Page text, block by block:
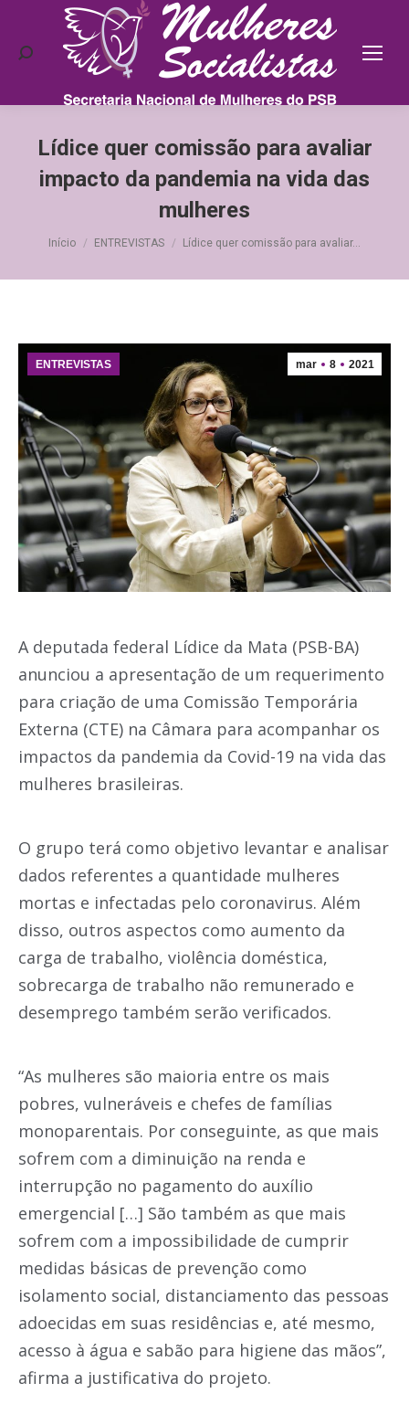
Search:
Lídice quer comissão para avaliar
impacto da pandemia na vida das
mulheres
Você está aqui:
Início ENTREVISTAS Lídice quer comissão para avaliar…
mar 8 2021
ENTREVISTAS
A deputada federal Lídice da Mata (PSB-BA)
anunciou a apresentação de um requerimento
para criação de uma Comissão Temporária
Externa (CTE) na Câmara para acompanhar os
impactos da pandemia da Covid-19 na vida das
mulheres brasileiras.
O grupo terá como objetivo levantar e analisar
dados referentes a quantidade mulheres
mortas e infectadas pelo coronavirus. Além
disso, outros aspectos como aumento da
carga de trabalho, violência doméstica,
sobrecarga de trabalho não remunerado e
desemprego também serão verificados.
“As mulheres são maioria entre os mais
pobres, vulneráveis e chefes de famílias
monoparentais. Por conseguinte, as que mais
sofrem com a diminuição na renda e
interrupção no pagamento do auxílio
emergencial […] São também as que mais
sofrem com a impossibilidade de cumprir
medidas básicas de prevenção como
isolamento social, distanciamento das pessoas
adoecidas em suas residências e, até mesmo,
acesso à água e sabão para higiene das mãos”,
afirma a justificativa do projeto.